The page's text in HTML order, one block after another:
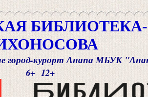
город-курорт Анапа МБУК
6+ 12+